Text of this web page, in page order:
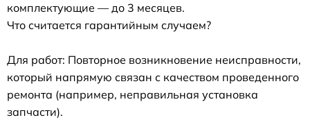
комплектующие — до 3 месяцев.
Что считается гарантийным случаем?
Для работ: Повторное возникновение неисправности,
который напрямую связан с качеством проведенного
ремонта (например, неправильная установка
запчасти).